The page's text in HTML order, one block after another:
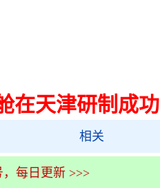
在天津研制成功
相关
每日更新 >>>